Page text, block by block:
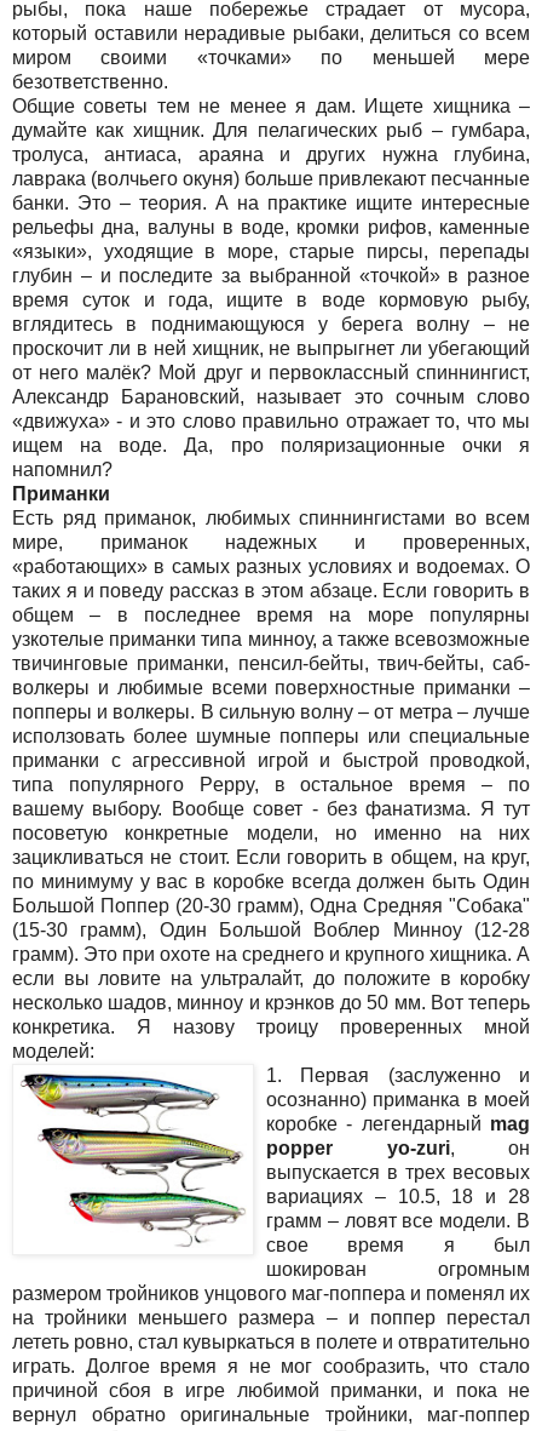
рыбы, пока наше побережье страдает от мусора,
который оставили нерадивые рыбаки, делиться со всем
миром своими «точками» по меньшей мере
безответственно.
Общие советы тем не менее я дам. Ищете хищника –
думайте как хищник. Для пелагических рыб – гумбара,
тролуса, антиаса, араяна и других нужна глубина,
лаврака (волчьего окуня) больше привлекают песчанные
банки. Это – теория. А на практике ищите интересные
рельефы дна, валуны в воде, кромки рифов, каменные
«языки», уходящие в море, старые пирсы, перепады
глубин – и последите за выбранной «точкой» в разное
время суток и года, ищите в воде кормовую рыбу,
вглядитесь в поднимающуюся у берега волну – не
проскочит ли в ней хищник, не выпрыгнет ли убегающий
от него малёк? Мой друг и первоклассный спиннингист,
Александр Барановский, называет это сочным слово
«движуха» - и это слово правильно отражает то, что мы
ищем на воде. Да, про поляризационные очки я
напомнил?
Приманки
Есть ряд приманок, любимых спиннингистами во всем
мире, приманок надежных и проверенных,
«работающих» в самых разных условиях и водоемах. О
таких я и поведу рассказ в этом абзаце. Если говорить в
общем – в последнее время на море популярны
узкотелые приманки типа минноу, а также всевозможные
твичинговые приманки, пенсил-бейты, твич-бейты, саб-
волкеры и любимые всеми поверхностные приманки –
попперы и волкеры. В сильную волну – от метра – лучше
исползовать более шумные попперы или специальные
приманки с агрессивной игрой и быстрой проводкой,
типа популярного Peppy, в остальное время – по
вашему выбору. Вообще совет - без фанатизма. Я тут
посоветую конкретные модели, но именно на них
зацикливаться не стоит. Если говорить в общем, на круг,
по минимуму у вас в коробке всегда должен быть Один
Большой Поппер (20-30 грамм), Одна Средняя "Собака"
(15-30 грамм), Один Большой Воблер Минноу (12-28
грамм). Это при охоте на среднего и крупного хищника. А
если вы ловите на ультралайт, до положите в коробку
несколько шадов, минноу и крэнков до 50 мм. Вот теперь
конкретика. Я назову троицу проверенных мной
моделей:
1. Первая (заслуженно и
осознанно) приманка в моей
коробке - легендарный mag
popper yo-zuri, он
выпускается в трех весовых
вариациях – 10.5, 18 и 28
грамм – ловят все модели. В
свое время я был
шокирован огромным
размером тройников унцового маг-поппера и поменял их
на тройники меньшего размера – и поппер перестал
лететь ровно, стал кувыркаться в полете и отвратительно
играть. Долгое время я не мог сообразить, что стало
причиной сбоя в игре любимой приманки, и пока не
вернул обратно оригинальные тройники, маг-поппер